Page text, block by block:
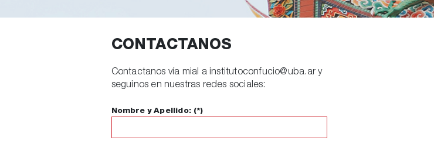
CONTACTANOS
Contactanos vía mial a institutoconfucio@uba.ar y
seguinos en nuestras redes sociales:
Nombre y Apellido: (*)